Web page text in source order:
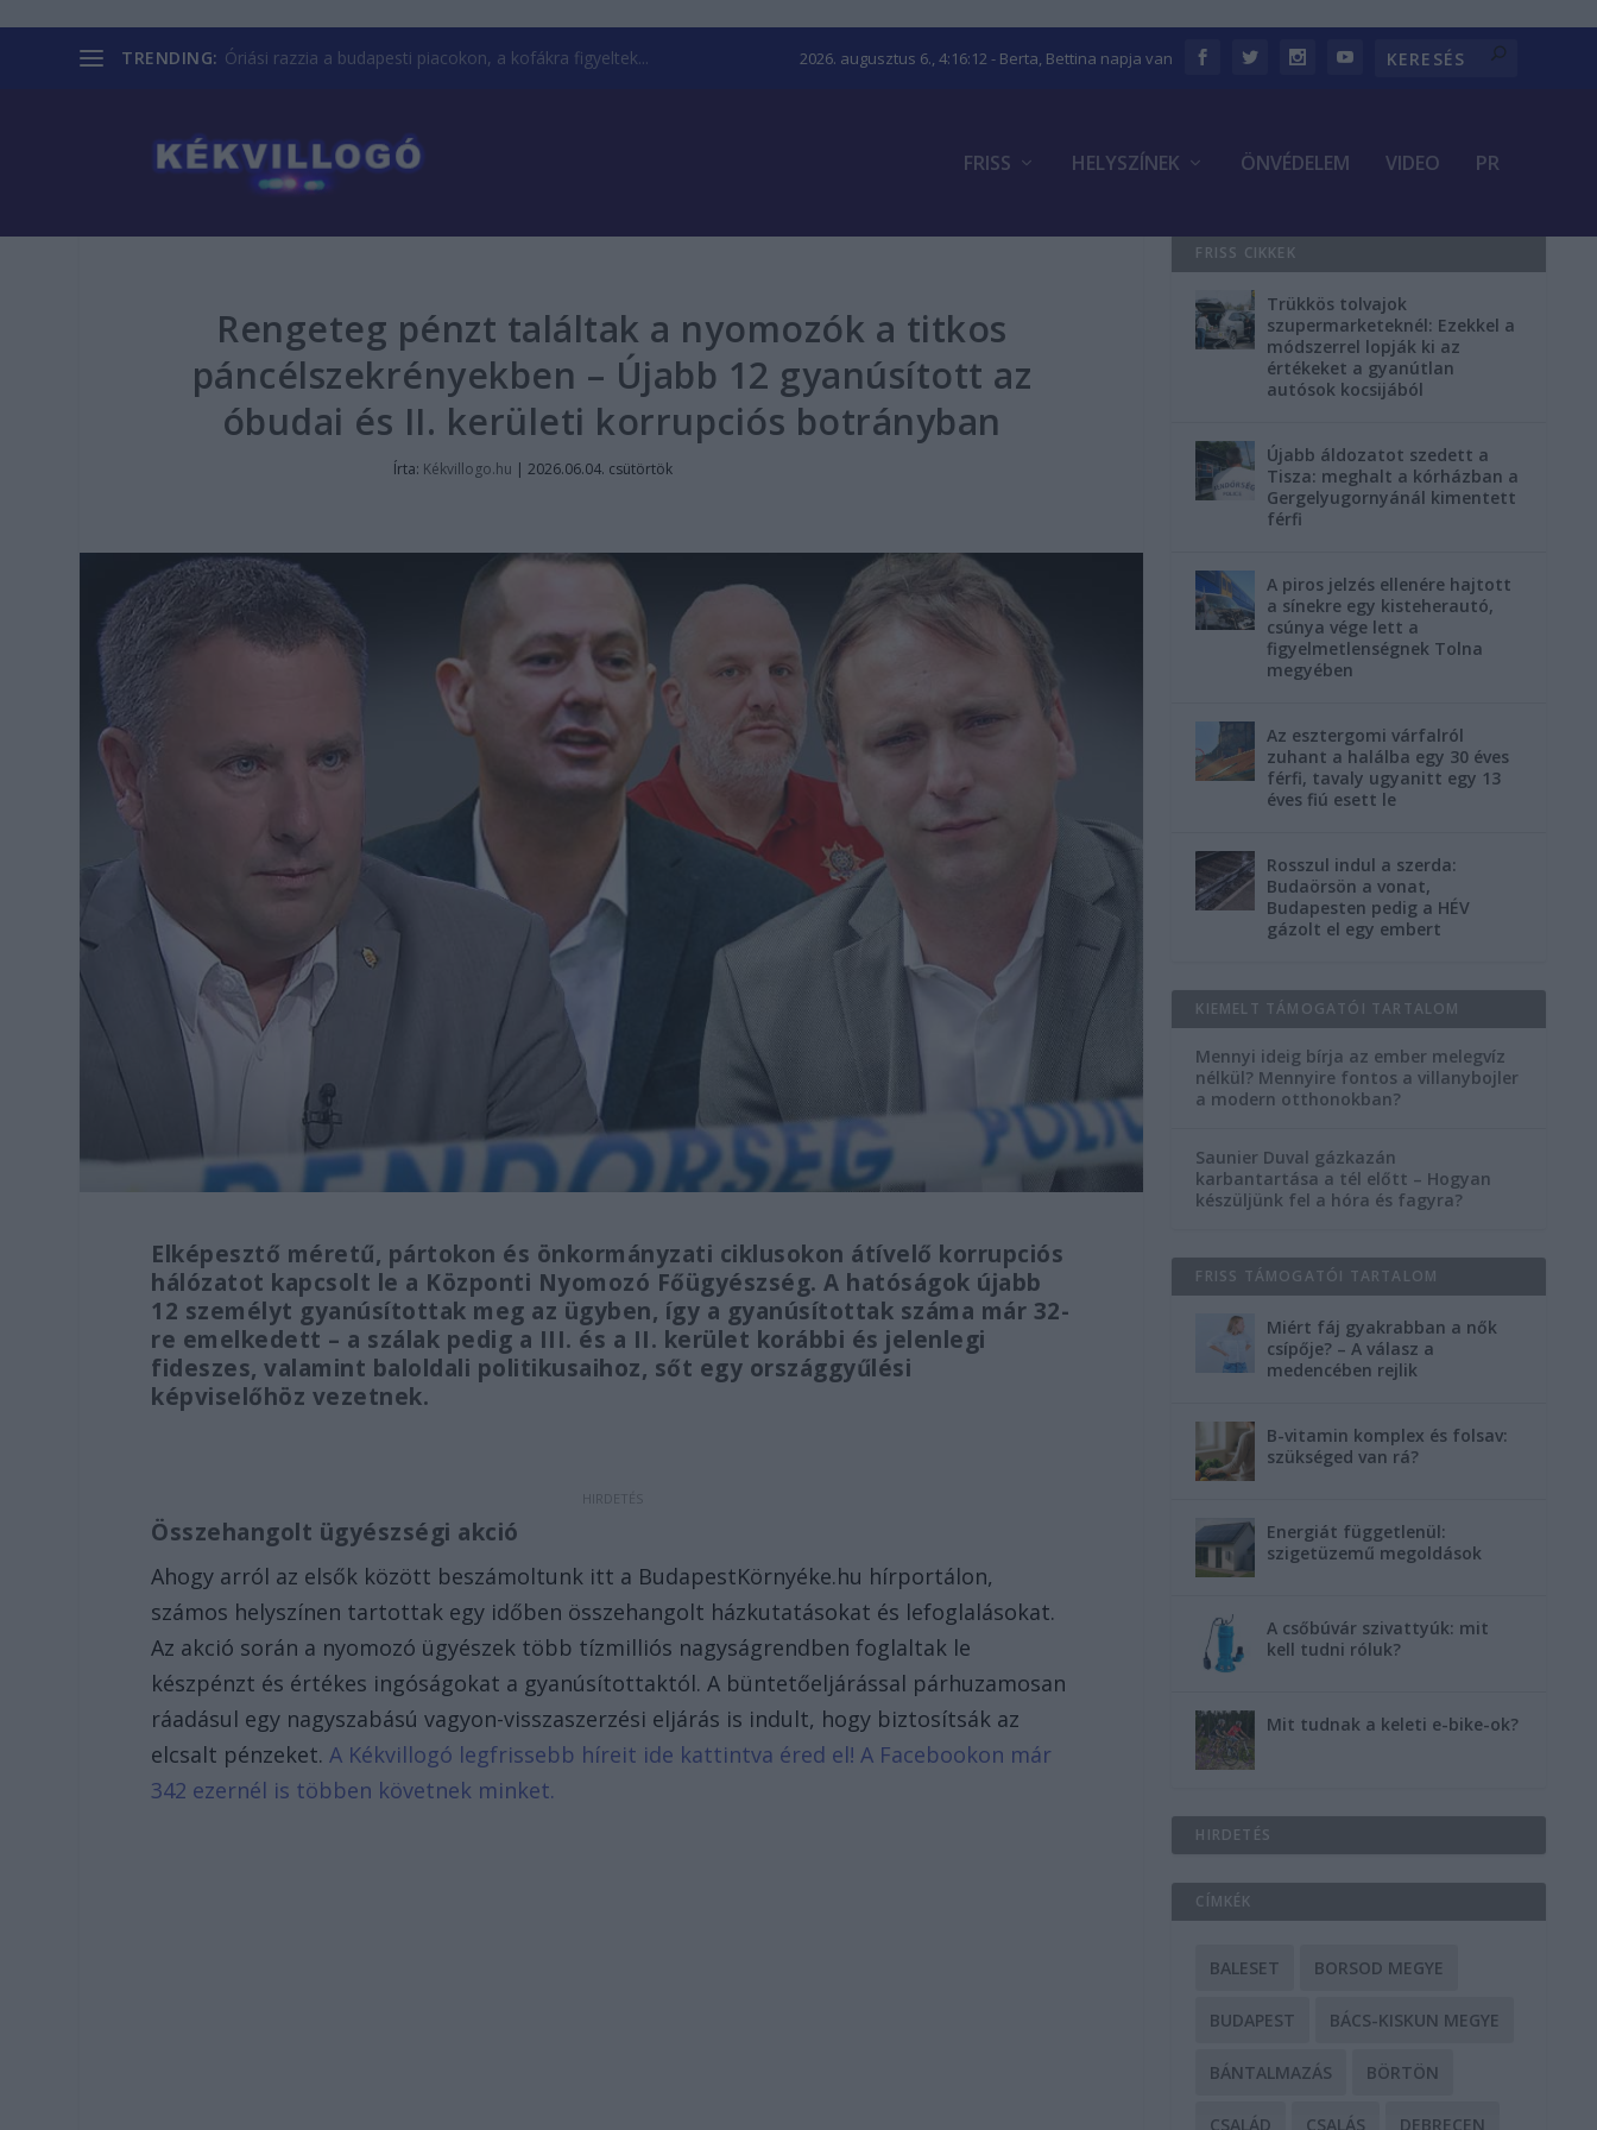
TRENDING: Óriási razzia a budapesti piacokon, a kofákra figyeltek... 2026. augusztus 6., 4:16:13 - Berta, Bettina napja van
FRISS HELYSZÍNEK ÖNVÉDELEM VIDEO PR
Rengeteg pénzt találtak a nyomozók a titkos
páncélszekrényekben – Újabb 12 gyanúsított az
óbudai és II. kerületi korrupciós botrányban
Írta: Kékvillogo.hu | 2026.06.04. csütörtök
Elképesztő méretű, pártokon és önkormányzati ciklusokon átívelő korrupciós
hálózatot kapcsolt le a Központi Nyomozó Főügyészség. A hatóságok újabb
12 személyt gyanúsítottak meg az ügyben, így a gyanúsítottak száma már 32-
re emelkedett – a szálak pedig a III. és a II. kerület korábbi és jelenlegi
fideszes, valamint baloldali politikusaihoz, sőt egy országgyűlési
képviselőhöz vezetnek.
Összehangolt ügyészségi akció
Ahogy arról az elsők között beszámoltunk itt a BudapestKörnyéke.hu hírportálon,
számos helyszínen tartottak egy időben összehangolt házkutatásokat és lefoglalásokat.
Az akció során a nyomozó ügyészek több tízmilliós nagyságrendben foglaltak le
készpénzt és értékes ingóságokat a gyanúsítottaktól. A büntetőeljárással párhuzamosan
ráadásul egy nagyszabású vagyon-visszaszerzési eljárás is indult, hogy biztosítsák az
elcsalt pénzeket.A Kékvillogó legfrissebb híreit ide kattintva éred el! A Facebookon már
342 ezernél is többen követnek minket.
FRISS CIKKEK
Trükkös tolvajok
szupermarketeknél: Ezekkel a
módszerrel lopják ki az
értékeket a gyanútlan
autósok kocsijából
Újabb áldozatot szedett a
Tisza: meghalt a kórházban a
Gergelyugornyánál kimentett
férfi
A piros jelzés ellenére hajtott
a sínekre egy kisteherautó,
csúnya vége lett a
figyelmetlenségnek Tolna
megyében
Az esztergomi várfalról
zuhant a halálba egy 30 éves
férfi, tavaly ugyanitt egy 13
éves fiú esett le
Rosszul indul a szerda:
Budaörsön a vonat,
Budapesten pedig a HÉV
gázolt el egy embert
KIEMELT TÁMOGATÓI TARTALOM
Mennyi ideig bírja az ember melegvíz
nélkül? Mennyire fontos a villanybojler
a modern otthonokban?
Saunier Duval gázkazán
karbantartása a tél előtt – Hogyan
készüljünk fel a hóra és fagyra?
FRISS TÁMOGATÓI TARTALOM
Miért fáj gyakrabban a nők
csípője? – A válasz a
medencében rejlik
B-vitamin komplex és folsav:
szükséged van rá?
Energiát függetlenül:
szigetüzemű megoldások
A csőbúvár szivattyúk: mit
kell tudni róluk?
Mit tudnak a keleti e-bike-ok?
HIRDETÉS
CÍMKÉK
BALESET BORSOD MEGYE
BUDAPEST BÁCS-KISKUN MEGYE
BÁNTALMAZÁS BÖRTÖN
CSALÁD CSALÁS DEBRECEN